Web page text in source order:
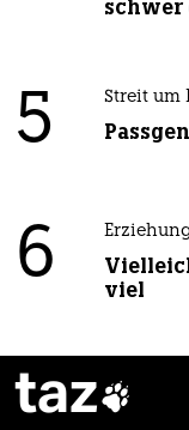
schwer
5 Streit um
6
viel
taz